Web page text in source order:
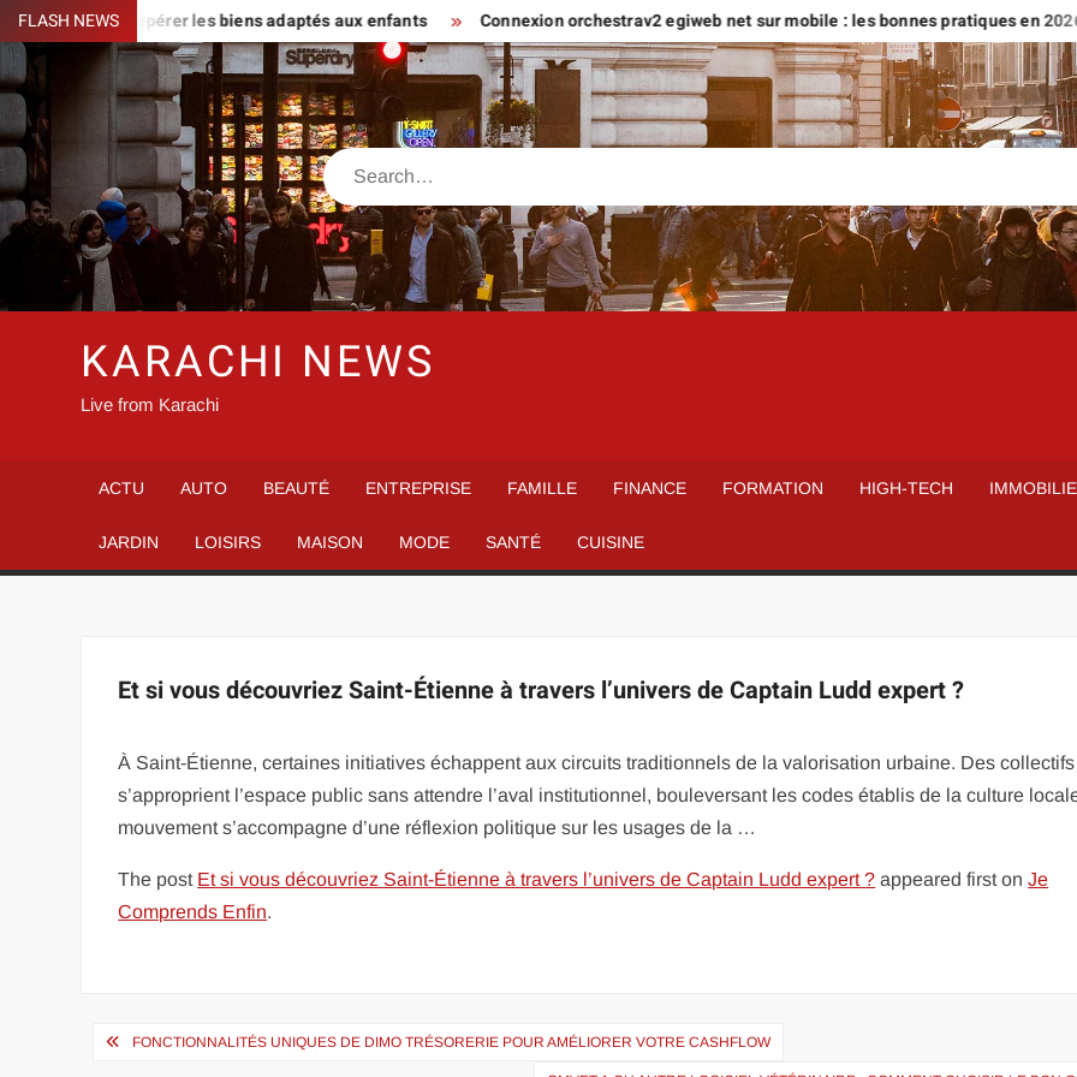
Skip
to
content
FLASH NEWS
familles : repérer les biens adaptés aux enfants Connexion orchestrav2 egiweb net sur mobile : les bonnes pratiques en 2026
Search
KARACHI NEWS
Live from Karachi
ACTU AUTO BEAUTÉ ENTREPRISE FAMILLE FINANCE FORMATION HIGH-TECH
JARDIN LOISIRS MAISON MODE SANTÉ CUISINE
Et si vous découvriez Saint-Étienne à travers l’univers de Captain Ludd expert ?
À Saint-Étienne, certaines initiatives échappent aux circuits traditionnels de la valorisation urbaine. Des collectifs
s’approprient l’espace public sans attendre l’aval institutionnel, bouleversant les codes établis de la culture
mouvement s’accompagne d’une réflexion politique sur les usages de la …
The post Et si vous découvriez Saint-Étienne à travers l’univers de Captain Ludd expert ? appeared first onJe
Comprends Enfin.
Navigation
FONCTIONNALITÉS UNIQUES DE DIMO TRÉSORERIE POUR AMÉLIORER VOTRE CASHFLOW